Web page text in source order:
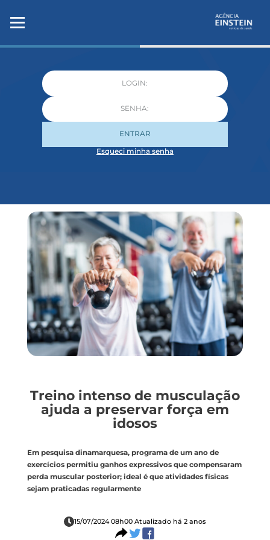
ENTRAR
Esqueci minha senha
Treino intenso de musculação
ajuda a preservar força em
idosos
Em pesquisa dinamarquesa, programa de um ano de
exercícios permitiu ganhos expressivos que compensaram
perda muscular posterior; ideal é que atividades físicas
sejam praticadas regularmente
15/07/2024 08h00 Atualizado há 2 anos